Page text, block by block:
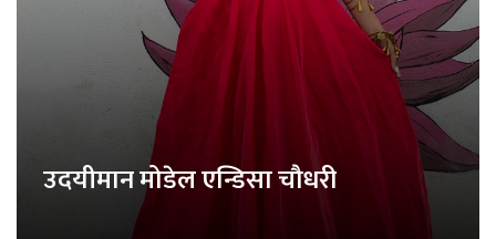
उदयीमान मोडेल एन्डिसा चौधरी